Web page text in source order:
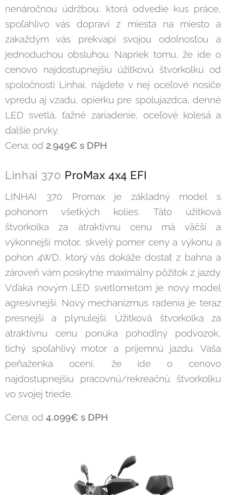
nenáročnou údržbou, ktorá odvedie kus práce,
spoľahlivo vás dopraví z miesta na miesto a
zakaždým vás prekvapí svojou odolnosťou a
jednoduchou obsluhou. Napriek tomu, že ide o
cenovo najdostupnejšiu úžitkovú štvorkolku od
spoločnosti Linhai, nájdete v nej oceľové nosiče
vpredu aj vzadu, opierku pre spolujazdca, denné
LED svetlá, ťažné zariadenie, oceľové kolesá a
ďalšie prvky.
Cena: od 2.949€ s DPH
Linhai 370 ProMax 4x4 EFI
LINHAI 370 Promax je základný model s
pohonom všetkých kolies. Táto úžitková
štvorkolka za atraktívnu cenu má väčší a
výkonnejší motor, skvelý pomer ceny a výkonu a
pohon 4WD, ktorý vás dokáže dostať z bahna a
zároveň vám poskytne maximálny pôžitok z jazdy.
Vďaka novým LED svetlometom je nový model
agresívnejší. Nový mechanizmus radenia je teraz
presnejší a plynulejší. Úžitková štvorkolka za
atraktívnu cenu ponúka pohodlný podvozok,
tichý spoľahlivý motor a príjemnú jazdu. Vaša
peňaženka ocení, že ide o cenovo
najdostupnejšiu pracovnú/rekreačnú štvorkolku
vo svojej triede.
Cena: od 4.099€ s DPH